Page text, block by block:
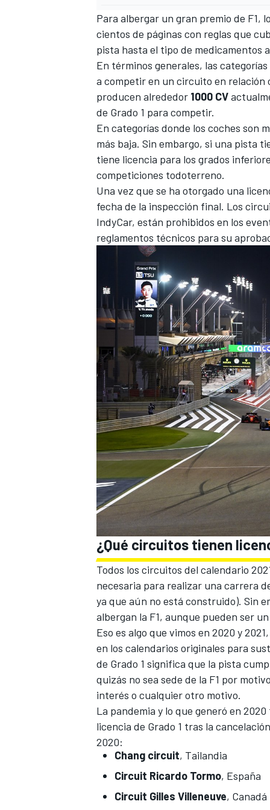
Para albergar un gran premio de F1,
cientos de páginas con reglas que
pista hasta el tipo de medicamentos
En términos generales, las
a competir en un circuito en relación
producen alrededor 1000 CV
de Grado 1 para competir.
En categorías donde los coches son
más baja. Sin embargo, si una pista
tiene licencia para los grados
competiciones todoterreno.
Una vez que se ha otorgado una
fecha de la inspección final. Los
IndyCar, están prohibidos en los
reglamentos técnicos para su
¿Qué circuitos tienen
Todos los circuitos del calendario
necesaria para realizar una carrera
ya que aún no está construido). Sin
albergan la F1, aunque pueden ser
Eso es algo que vimos en 2020 y
en los calendarios originales para
de Grado 1 significa que la pista
quizás no sea sede de la F1 por
interés o cualquier otro motivo.
La pandemia y lo que generó en
licencia de Grado 1 tras la
2020:
Chang circuit, Tailandia
Circuit Ricardo Tormo, España
Circuit Gilles Villeneuve, Canadá